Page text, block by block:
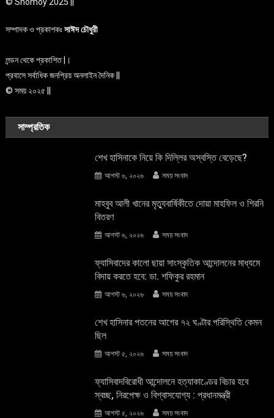
সম্পাদক ও প্রকাশকঃসাঈদ চৌধুরী
লন্ডন থেকে প্রকাশিত |।
প্রবাসে সর্বাধিক জনপ্রিয় অনলাইন দৈনিক ||
© সময় ২০২৫ ||
সাম্প্রতিক
শেখ হাসিনাকে নিয়ে কি দিল্লির অস্বস্তি বেড়েছে?
আগস্ট ৬, ২০২৬ সময় সংবাদ
মাহবুব আলী খানের মৃত্যুবার্ষিকীতে দোয়া মাহফিল ও শিরনি
বিতরণ
আগস্ট ৬, ২০২৬ সময় সংবাদ
ফ্যাসিবাদের কালো ছায়া সাংস্কৃতিক আন্দােলনের মাধ্যমে
বিদায় করতে হবে: ডা. শফিকুর রহমান
আগস্ট ৬, ২০২৬ সময় সংবাদ
শেখ হাসিনার পতনের আগের ৭২ ঘণ্টার পরিস্থিতি কেমন
ছিল
আগস্ট ৫, ২০২৬ সময় সংবাদ
ফ্যাসিবাদবিরোধী আন্দোলনে হত্যাকাণ্ডের বিচার হবে
স্বচ্ছ, নিরপেক্ষ ও বিশ্বাসযোগ্য : প্রধানমন্ত্রী
আগস্ট ৫, ২০২৬ সময় সংবাদ